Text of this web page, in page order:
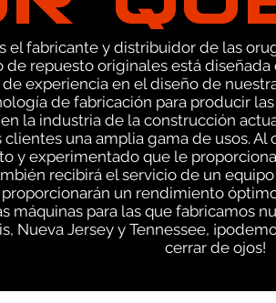
el fabricante y distribuidor de las
de repuesto originales está
experiencia en el diseño de
de fabricación para producir
la industria de la construcción
una amplia gama de usos.
y experimentado que le
recibirá el servicio de un
un rendimiento
máquinas para las que fabricamos
Nueva Jersey y Tennessee,
cerrar de ojos!